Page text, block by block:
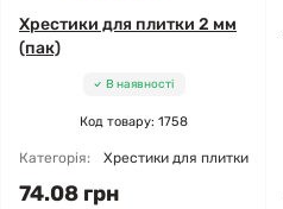
Хрестики для плитки 2 мм
(пак)
В наявності
Код товару: 1758
Категорія: Хрестики для плитки
74.08 грн